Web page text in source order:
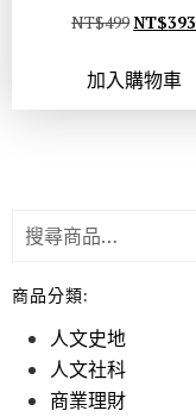
NT$499 NT$393
加入購物車
商品分類:
人文史地
人文社科
商業理財